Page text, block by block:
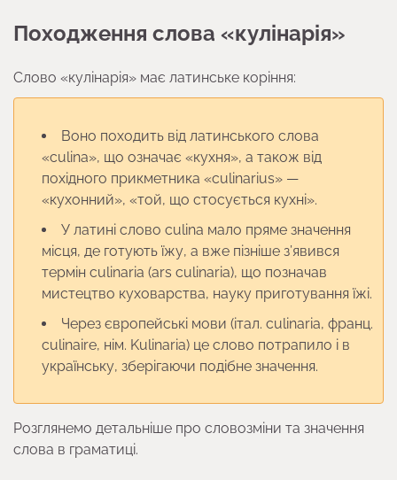
Походження слова «кулінарія»
Слово «кулінарія» має латинське коріння:
Воно походить від латинського слова
«culina», що означає «кухня», а також від
похідного прикметника «culinarius» —
«кухонний», «той, що стосується кухні».
У латині слово culina мало пряме значення
місця, де готують їжу, а вже пізніше з’явився
термін culinaria (ars culinaria), що позначав
мистецтво куховарства, науку приготування їжі.
Через європейські мови (італ. culinaria, франц.
culinaire, нім. Kulinaria) це слово потрапило і в
українську, зберігаючи подібне значення.
Розглянемо детальніше про словозміни та значення
слова в граматиці.